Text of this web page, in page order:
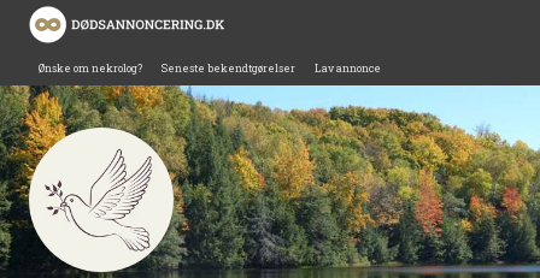
Ønske om nekrolog? Seneste bekendtgørelser Lav annonce